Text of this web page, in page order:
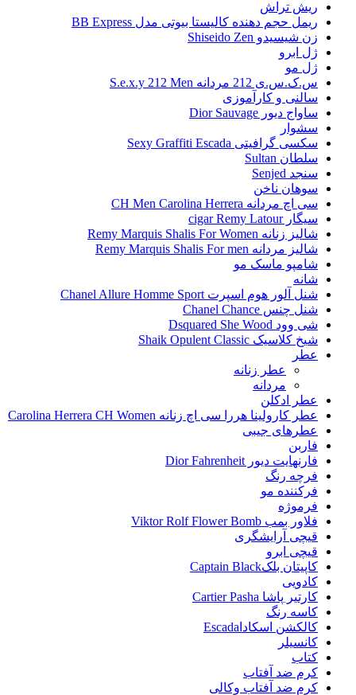
ریش تراش
ریمل حجم دهنده کالیستا بیوتی مدل BB Express
زن شیسیدو Shiseido Zen
ژل ابرو
ژل مو
س.ک.س.ی 212 مردانه S.e.x.y 212 Men
سالنی و کارآموزی
ساواج دیور Dior Sauvage
سشوار
سکسی گرافیتی Sexy Graffiti Escada
سلطان Sultan
سنجد Senjed
سوهان ناخن
سی اچ مردانه CH Men Carolina Herrera
سیگار cigar Remy Latour
شالیز زنانه Remy Marquis Shalis For Women
شالیز مردانه Remy Marquis Shalis For men
شامپو ماسک مو
شانه
شنل آلور هوم اسپرت Chanel Allure Homme Sport
شنل چنس Chanel Chance
شی وود Dsquared She Wood
شیخ کلاسیک Shaik Opulent Classic
عطر
عطر زنانه
مردانه
عطر ادکلن
عطر کارولینا هررا سی اچ زنانه Carolina Herrera CH Women
عطرهای جیبی
فاربن
فارنهایت دیور Dior Fahrenheit
فرچه رنگ
فرکننده مو
فرموژه
فلاور بمب Viktor Rolf Flower Bomb
قیچی آرایشگری
قیچی ابرو
کاپیتان بلکCaptain Black
کادویی
کارتیر پاشا Cartier Pasha
کاسه رنگ
کالکشن اسکاداEscada
کانسیلر
کتاب
کرم ضد آفتاب
کرم ضد آفتاب وکالی